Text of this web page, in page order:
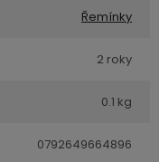
Řemínky
2 roky
0.1 kg
0792649664896